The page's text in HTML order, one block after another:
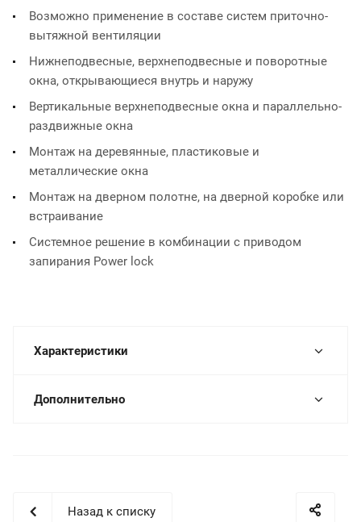
Возможно применение в составе систем приточно-
вытяжной вентиляции
Нижнеподвесные, верхнеподвесные и поворотные
окна, открывающиеся внутрь и наружу
Вертикальные верхнеподвесные окна и параллельно-
раздвижные окна
Монтаж на деревянные, пластиковые и
металлические окна
Монтаж на дверном полотне, на дверной коробке или
встраивание
Системное решение в комбинации с приводом
запирания Power lock
Характеристики
Дополнительно
Назад к списку